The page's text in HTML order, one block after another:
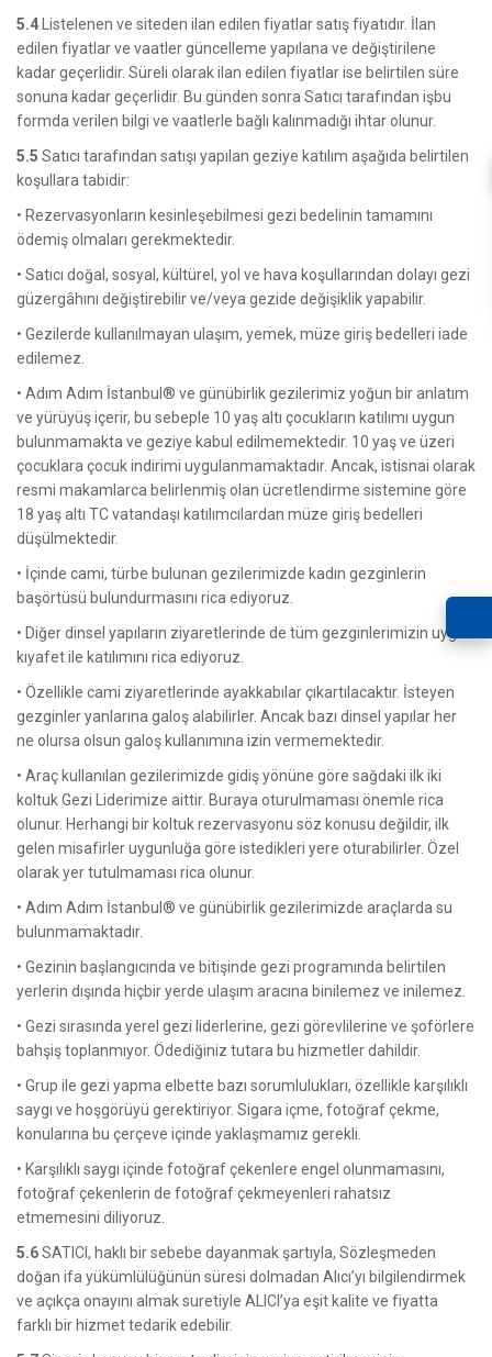
5.4
Listelenen ve siteden ilan edilen fiyatlar satış fiyatıdır. İlan
edilen fiyatlar ve vaatler güncelleme yapılana ve değiştirilene
kadar geçerlidir. Süreli olarak ilan edilen fiyatlar ise belirtilen süre
sonuna kadar geçerlidir. Bu günden sonra Satıcı tarafından işbu
formda verilen bilgi ve vaatlerle bağlı kalınmadığı ihtar olunur.
5.5 Satıcı tarafından satışı yapılan geziye katılım aşağıda belirtilen
koşullara tabidir:
• Rezervasyonların kesinleşebilmesi gezi bedelinin tamamını
ödemiş olmaları gerekmektedir.
• Satıcı doğal, sosyal, kültürel, yol ve hava koşullarından dolayı gezi
güzergâhını değiştirebilir ve/veya gezide değişiklik yapabilir.
• Gezilerde kullanılmayan ulaşım, yemek, müze giriş bedelleri iade
edilemez.
• Adım Adım İstanbul® ve günübirlik gezilerimiz yoğun bir anlatım
ve yürüyüş içerir, bu sebeple 10 yaş altı çocukların katılımı uygun
bulunmamakta ve geziye kabul edilmemektedir. 10 yaş ve üzeri
çocuklara çocuk indirimi uygulanmamaktadır. Ancak, istisnai olarak
resmi makamlarca belirlenmiş olan ücretlendirme sistemine göre
18 yaş altı TC vatandaşı katılımcılardan müze giriş bedelleri
düşülmektedir.
• İçinde cami, türbe bulunan gezilerimizde kadın gezginlerin
başörtüsü bulundurmasını rica ediyoruz.
• Diğer dinsel yapıların ziyaretlerinde de tüm gezginlerimizin uygun
kıyafet ile katılımını rica ediyoruz.
• Özellikle cami ziyaretlerinde ayakkabılar çıkartılacaktır. İsteyen
gezginler yanlarına galoş alabilirler. Ancak bazı dinsel yapılar her
ne olursa olsun galoş kullanımına izin vermemektedir.
• Araç kullanılan gezilerimizde gidiş yönüne göre sağdaki ilk iki
koltuk Gezi Liderimize aittir. Buraya oturulmaması önemle rica
olunur. Herhangi bir koltuk rezervasyonu söz konusu değildir, ilk
gelen misafirler uygunluğa göre istedikleri yere oturabilirler. Özel
olarak yer tutulmaması rica olunur.
• Adım Adım İstanbul® ve günübirlik gezilerimizde araçlarda su
bulunmamaktadır.
• Gezinin başlangıcında ve bitişinde gezi programında belirtilen
yerlerin dışında hiçbir yerde ulaşım aracına binilemez ve inilemez.
• Gezi sırasında yerel gezi liderlerine, gezi görevlilerine ve şoförlere
bahşiş toplanmıyor. Ödediğiniz tutara bu hizmetler dahildir.
• Grup ile gezi yapma elbette bazı sorumlulukları, özellikle karşılıklı
saygı ve hoşgörüyü gerektiriyor. Sigara içme, fotoğraf çekme,
konularına bu çerçeve içinde yaklaşmamız gerekli.
• Karşılıklı saygı içinde fotoğraf çekenlere engel olunmamasını,
fotoğraf çekenlerin de fotoğraf çekmeyenleri rahatsız
etmemesini diliyoruz.
5.6SATICI, haklı bir sebebe dayanmak şartıyla, Sözleşmeden
doğan ifa yükümlülüğünün süresi dolmadan Alıcı’yı bilgilendirmek
ve açıkça onayını almak suretiyle ALICI’ya eşit kalite ve fiyatta
farklı bir hizmet tedarik edebilir.